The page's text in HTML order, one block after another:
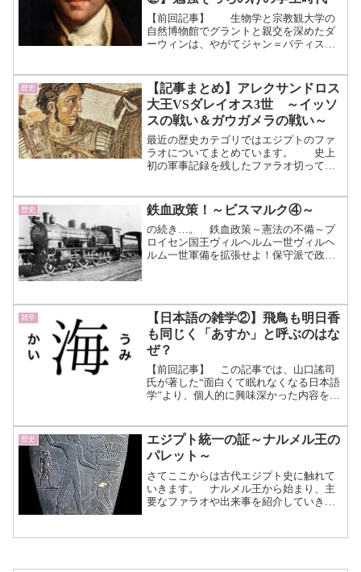
【前回記事】 生物学と宗教観大学の
自然博物館でグラントと親交を深めたダ
ーウィンは、やがてジャン＝バティス
ール・アントワーヌ・ド・モネ、シュヴ
ァリエ・ド・ラマルク（17...（続きを読
む）
歴史
【記事まとめ】アレクサンドロス
大王VSダレイオス3世 ～イッソ
スの戦い＆ガウガメラの戦い～
最近の歴史カテゴリではエジプトのファ
ラオについてまとめています。 史上
初の軍事記録を残したファラオ切っての
スして紹介します。 アレクサンド
ロス大王とエジプト～イ...（続きを読
む）
歴史 鉄血政策！～ビスマルク④～
の続き…。 鉄血政策～憲法の不備～プ
ロイセン国王ヴィルヘルム一世ヴィルヘ
ルム一世軍備を拡張せよ！保守派で政治
対する自由主義派を相手に...（続きを読
む）
雑学
【日本語の雑学②】飛鳥も明日香
も同じく「あすか」と呼ぶのはな
ぜ？
【前回記事】 この記事では、山口謠司
氏が著した“面白くて眠れなくなる日本語
学”より、個人的に興味深かった内容を紹
明し、より雑学チックに読めるようにま
とめていく積もりです...（続きを読む）
歴史
エジプト統一の証～ナルメル王の
パレット～
さてここからは古代エジプト史に触れて
いきます。 ナルメル王から始まり、主
要なファラオや出来事を紹介していきま
まりを語る上で欠かせない遺物が、こ